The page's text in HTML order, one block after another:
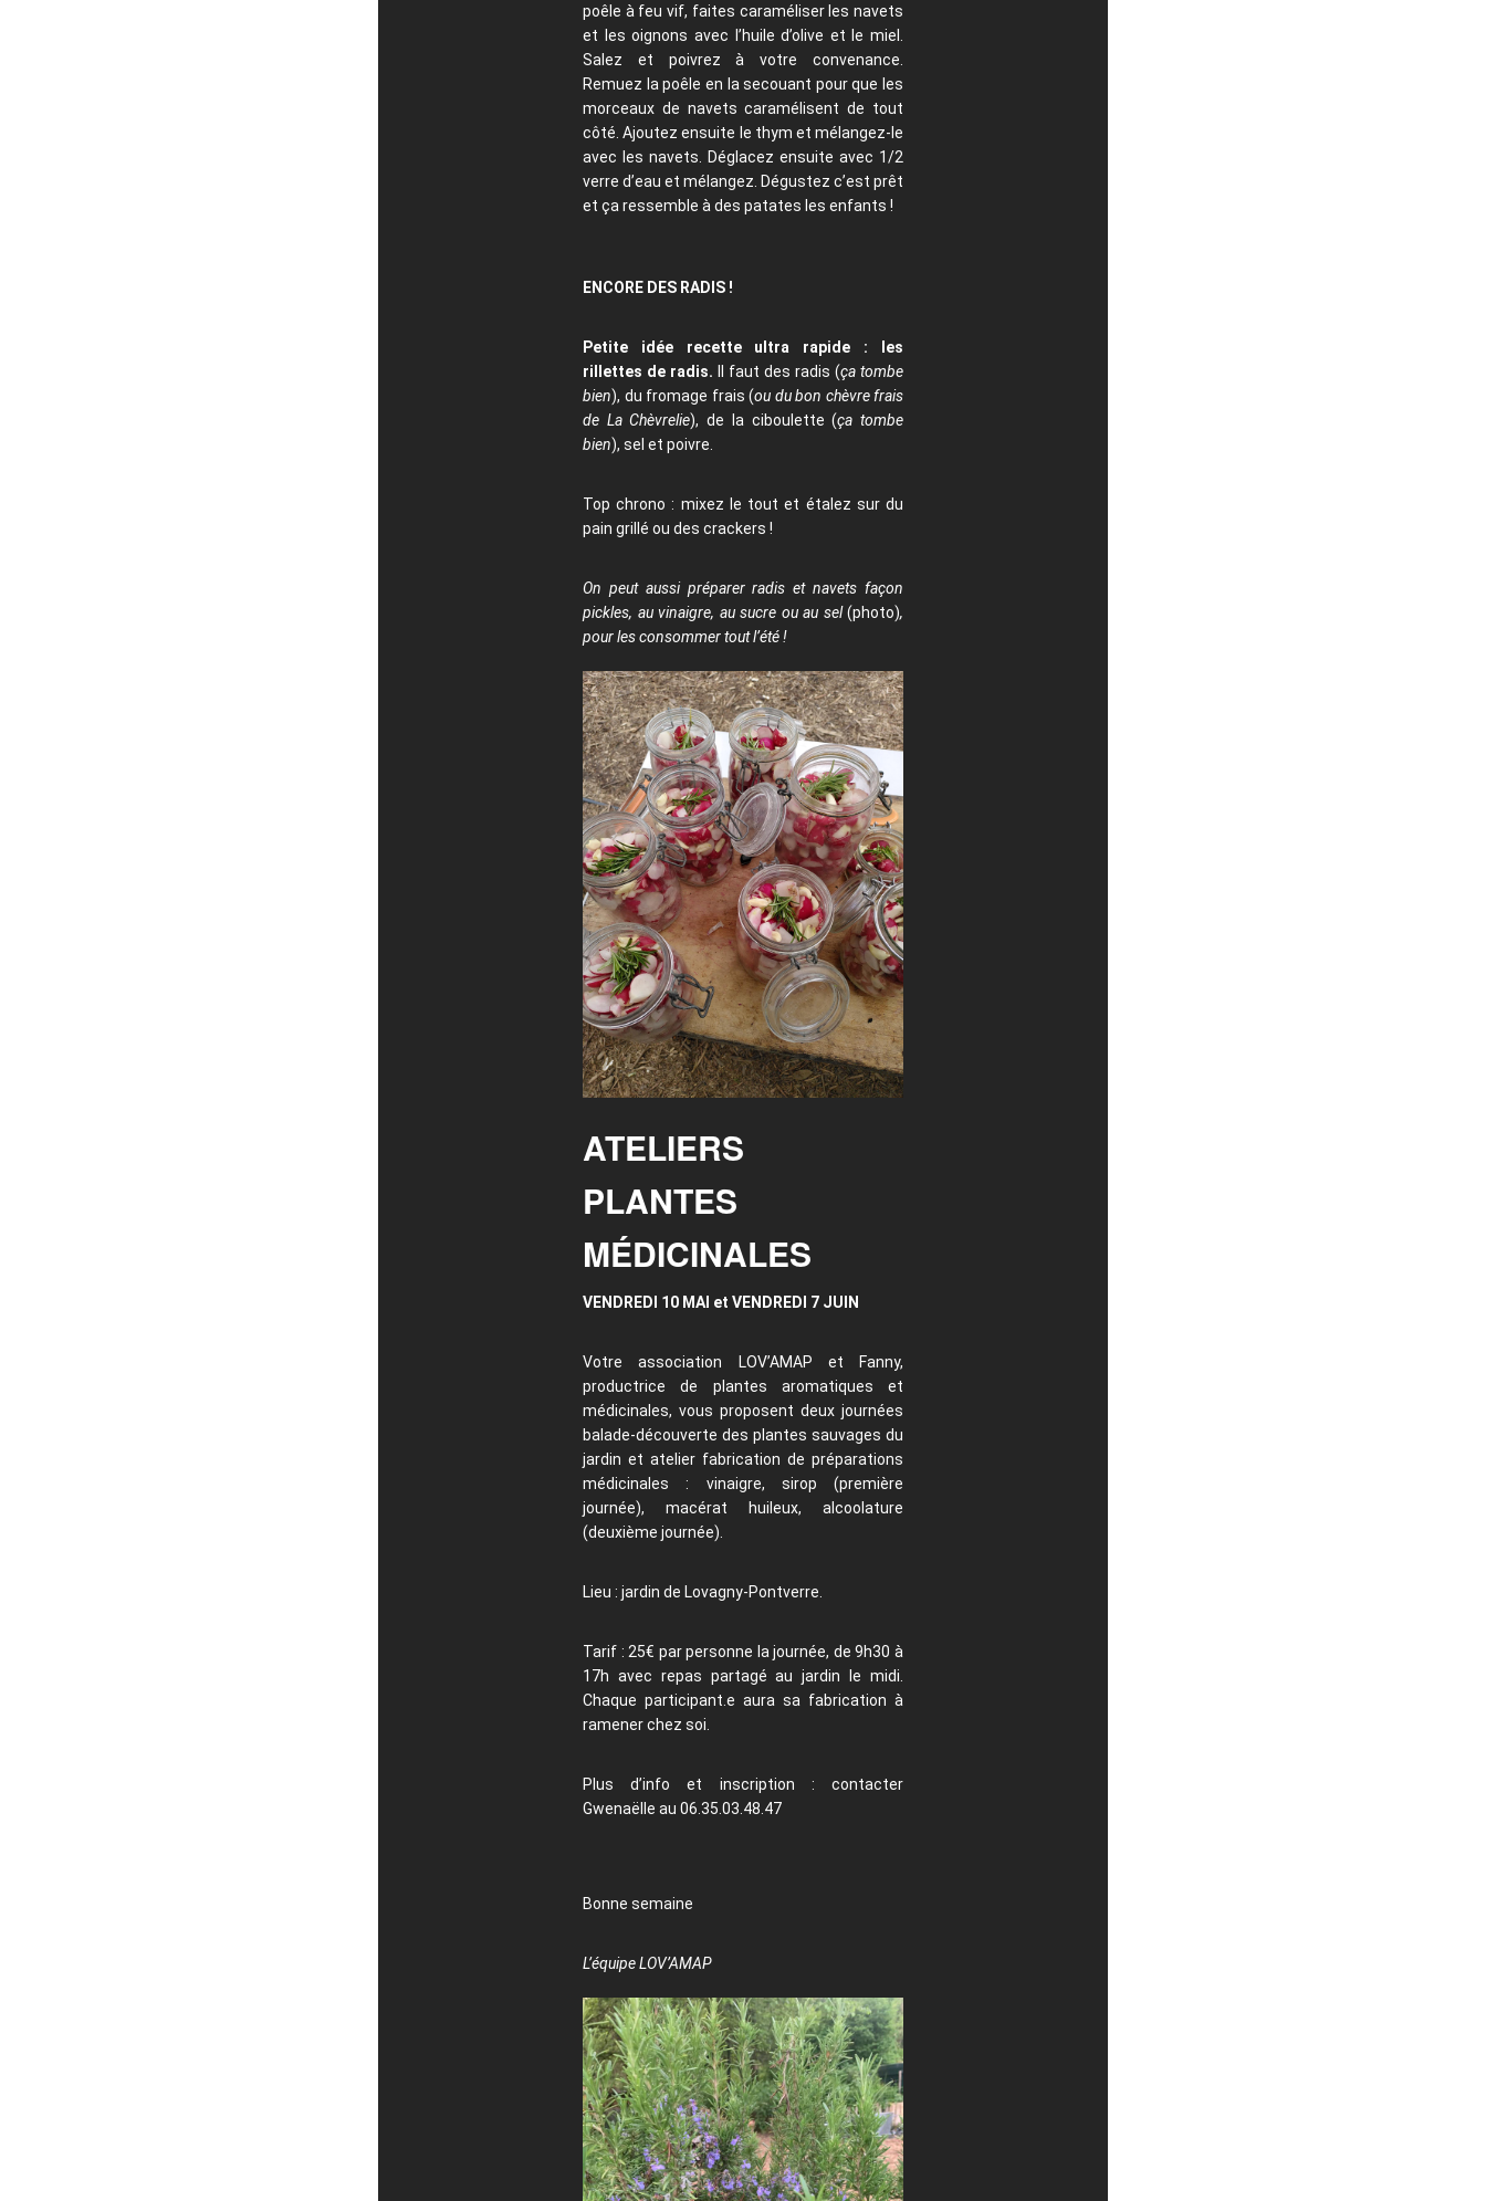
poêle à feu vif, faites caraméliser les navets
et les oignons avec l’huile d’olive et le miel.
Salez et poivrez à votre convenance.
Remuez la poêle en la secouant pour que les
morceaux de navets caramélisent de tout
côté. Ajoutez ensuite le thym et mélangez-le
avec les navets. Déglacez ensuite avec 1/2
verre d’eau et mélangez. Dégustez c’est prêt
et ça ressemble à des patates les enfants !
ENCORE DES RADIS !
Petite idée recette ultra rapide : les
rillettes de radis. Il faut des radis (ça tombe
bien), du fromage frais (ou du bon chèvre frais
de La Chèvrelie), de la ciboulette (ça tombe
bien), sel et poivre.
Top chrono : mixez le tout et étalez sur du
pain grillé ou des crackers !
On peut aussi préparer radis et navets façon
pickles, au vinaigre, au sucre ou au sel(photo),
pour les consommer tout l’été !
ATELIERS
PLANTES
MÉDICINALES
VENDREDI 10 MAI et VENDREDI 7 JUIN
Votre association LOV’AMAP et Fanny,
productrice de plantes aromatiques et
médicinales, vous proposent deux journées
balade-découverte des plantes sauvages du
jardin et atelier fabrication de préparations
médicinales : vinaigre, sirop (première
journée), macérat huileux, alcoolature
(deuxième journée).
Lieu : jardin de Lovagny-Pontverre.
Tarif : 25€ par personne la journée, de 9h30 à
17h avec repas partagé au jardin le midi.
Chaque participant.e aura sa fabrication à
ramener chez soi.
Plus d’info et inscription : contacter
Gwenaëlle au 06.35.03.48.47
Bonne semaine
L’équipe LOV’AMAP